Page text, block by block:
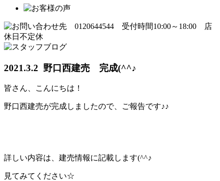
2021.3.2 野口西建売 完成(^^♪
皆さん、こんにちは！
野口西建売が完成しましたので、ご報告です♪♪
詳しい内容は、建売情報に記載します(^^♪
見てみてください☆